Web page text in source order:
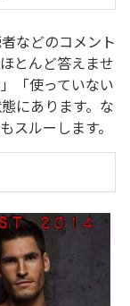
などのコメント
とんど答えませ
「使っていない
にあります。な
スルーします。